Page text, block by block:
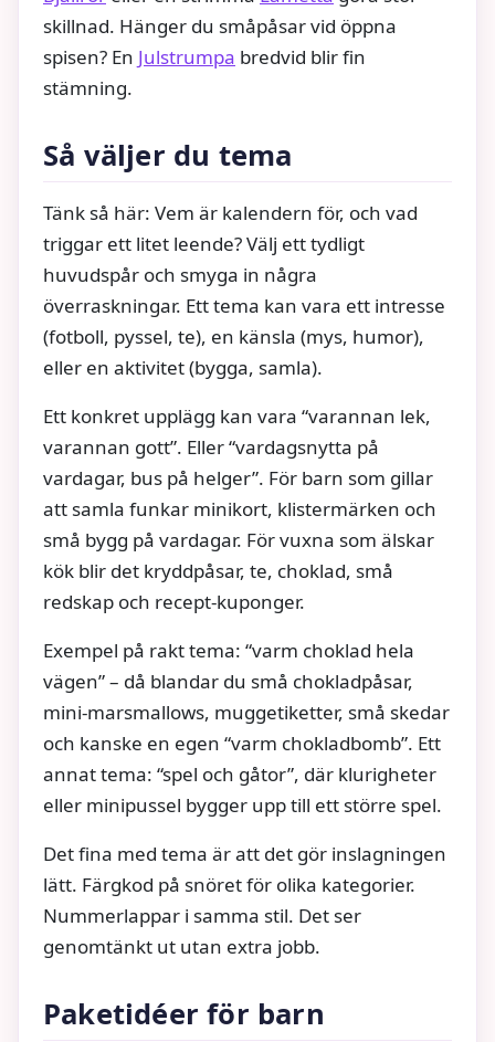
skillnad. Hänger du småpåsar vid öppna
spisen? En Julstrumpa bredvid blir fin
stämning.
Så väljer du tema
Tänk så här: Vem är kalendern för, och vad
triggar ett litet leende? Välj ett tydligt
huvudspår och smyga in några
överraskningar. Ett tema kan vara ett intresse
(fotboll, pyssel, te), en känsla (mys, humor),
eller en aktivitet (bygga, samla).
Ett konkret upplägg kan vara “varannan lek,
varannan gott”. Eller “vardagsnytta på
vardagar, bus på helger”. För barn som gillar
att samla funkar minikort, klistermärken och
små bygg på vardagar. För vuxna som älskar
kök blir det kryddpåsar, te, choklad, små
redskap och recept-kuponger.
Exempel på rakt tema: “varm choklad hela
vägen” – då blandar du små chokladpåsar,
mini-marsmallows, muggetiketter, små skedar
och kanske en egen “varm chokladbomb”. Ett
annat tema: “spel och gåtor”, där klurigheter
eller minipussel bygger upp till ett större spel.
Det fina med tema är att det gör inslagningen
lätt. Färgkod på snöret för olika kategorier.
Nummerlappar i samma stil. Det ser
genomtänkt ut utan extra jobb.
Paketidéer för barn